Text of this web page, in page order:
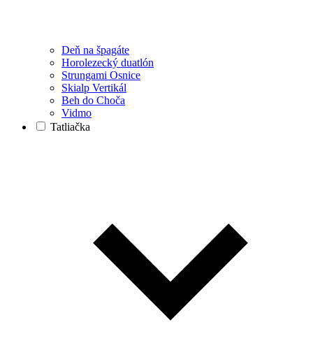
Deň na špagáte
Horolezecký duatlón
Strungami Osnice
Skialp Vertikál
Beh do Choča
Vidmo
Tatliačka